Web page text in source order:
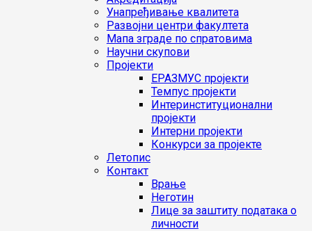
Унапређивање квалитета
Развојни центри факултета
Мапа зграде по спратовима
Научни скупови
Пројекти
ЕРАЗМУС пројекти
Темпус пројекти
Интеринституционални
пројекти
Интерни пројекти
Конкурси за пројекте
Летопис
Контакт
Врање
Неготин
Лице за заштиту података о
личности